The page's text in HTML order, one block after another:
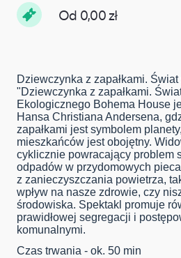
Od 0,00 zł
Dziewczynka z zapałkami.
"Dziewczynka z zapałkami.
Ekologicznego Bohema House
Hansa Christiana Andersena,
zapałkami jest symbolem
mieszkańców jest obojętny.
cyklicznie powracający problem
odpadów w przydomowych
z zanieczyszczania powietrza,
wpływ na nasze zdrowie, czy
środowiska. Spektakl promuje
prawidłowej segregacji i
komunalnymi.
Czas trwania - ok. 50 min